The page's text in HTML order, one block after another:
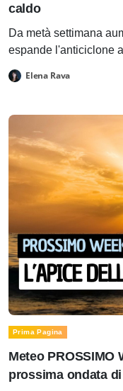
caldo
Da metà settimana
espande l'anticiclone
Elena Rava
Prima Pagina
Meteo PROSSIMO
prossima ondata